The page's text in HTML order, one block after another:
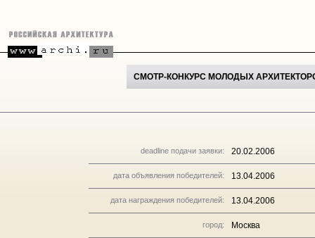
СМОТР-КОНКУРС МОЛОДЫХ
deadline подачи заявки: 20.02.2006
дата объявления победителей: 13.04.2006
дата награждения победителей: 13.04.2006
город: Москва